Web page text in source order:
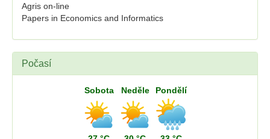
Agris on-line
Papers in Economics and Informatics
Počasí
Sobota Neděle Pondělí